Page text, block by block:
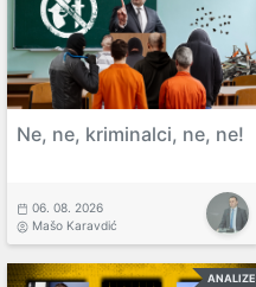
Ne, ne, kriminalci, ne, ne!
06. 08. 2026
Mašo Karavdić
ANALIZE